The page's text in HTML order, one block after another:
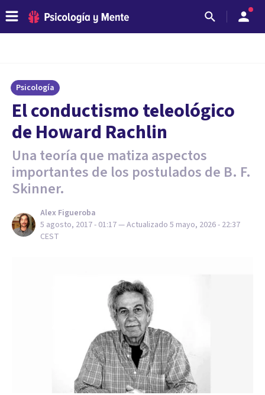
Psicología
El conductismo teleológico
de Howard Rachlin
Una teoría que matiza aspectos
importantes de los postulados de B. F.
Skinner.
Alex Figueroba
5 agosto, 2017 - 01:17— Actualizado 5 mayo, 2026 - 22:37
CEST